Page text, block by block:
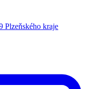
Plzeňského kraje